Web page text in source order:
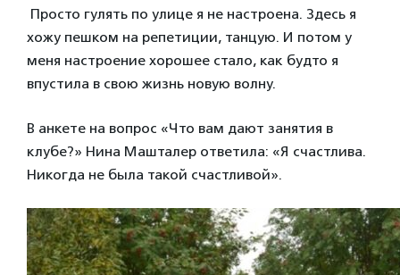
Просто гулять по улице я не настроена. Здесь я
хожу пешком на репетиции, танцую. И потом у
меня настроение хорошее стало, как будто я
впустила в свою жизнь новую волну.
В анкете на вопрос «Что вам дают занятия в
клубе?» Нина Машталер ответила: «Я счастлива.
Никогда не была такой счастливой».